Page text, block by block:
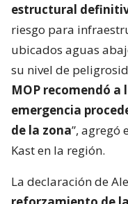
estructural
riesgo para
ubicados aguas
su nivel de
MOP recomendó a
emergencia
de la zona”, agregó
Kast en la región.
La declaración de